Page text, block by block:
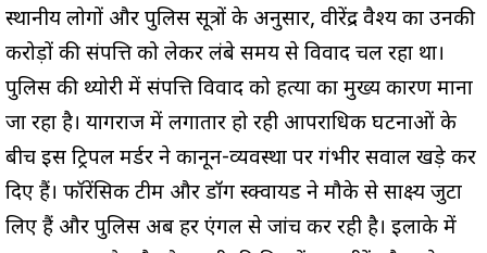
स्थानीय लोगों और पुलिस सूत्रों के अनुसार, वीरेंद्र वैश्य का उनकी
करोड़ों की संपत्ति को लेकर लंबे समय से विवाद चल रहा था।
पुलिस की थ्योरी में संपत्ति विवाद को हत्या का मुख्य कारण माना
जा रहा है। प्रयागराज में लगातार हो रही आपराधिक घटनाओं के
बीच इस ट्रिपल मर्डर ने कानून-व्यवस्था पर गंभीर सवाल खड़े कर
दिए हैं। फॉरेंसिक टीम और डॉग स्क्वायड ने मौके से साक्ष्य जुटा
लिए हैं और पुलिस अब हर एंगल से जांच कर रही है। इलाके में